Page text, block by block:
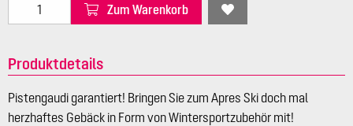
Zum Warenkorb
Produktdetails
Pistengaudi garantiert! Bringen Sie zum Apres Ski doch mal
herzhaftes Gebäck in Form von Wintersportzubehör mit!